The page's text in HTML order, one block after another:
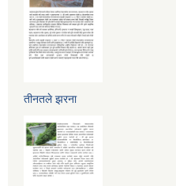
तीनतले झरना